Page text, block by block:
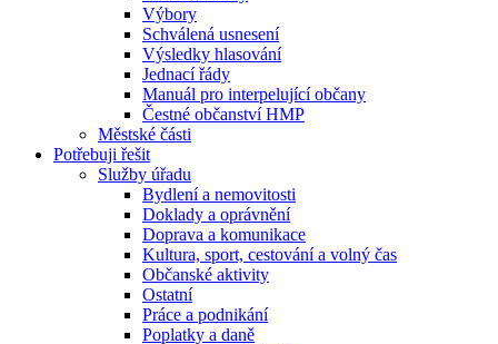
Výbory
Schválená usnesení
Výsledky hlasování
Jednací řády
Manuál pro interpelující občany
Čestné občanství HMP
Městské části
Potřebuji řešit
Služby úřadu
Bydlení a nemovitosti
Doklady a oprávnění
Doprava a komunikace
Kultura, sport, cestování a volný čas
Občanské aktivity
Ostatní
Práce a podnikání
Poplatky a daně